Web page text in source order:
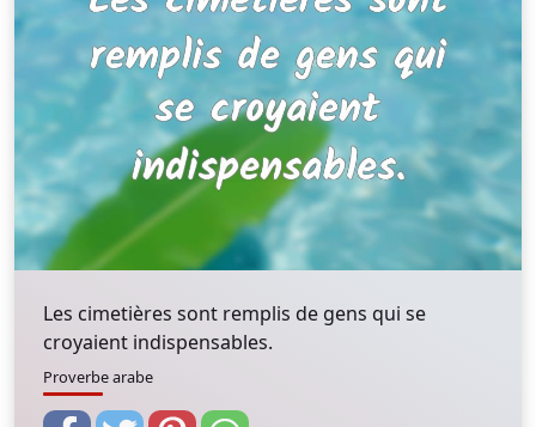
Les cimetières sont remplis de gens qui se
croyaient indispensables.
Proverbe arabe